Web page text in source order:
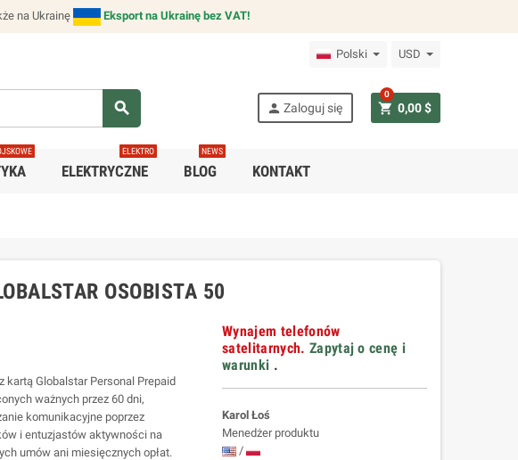
na Ukrainę Eksport na Ukrainę bez VAT!
Polski USD
search person Zaloguj się shopping_cart 0,00 $
0
ELEKTRYCZNE
ELEKTRO
BLOG
NEWS
KONTAKT
OSOBISTA 50
kartą Globalstar Personal Prepaid
ważnych przez 60 dni,
komunikacyjne poprzez
i entuzjastów aktywności na
umów ani miesięcznych opłat.
Wynajem telefonów
satelitarnych. Zapytaj o cenę i
warunki .
Karol Łoś
Menedżer produktu
/